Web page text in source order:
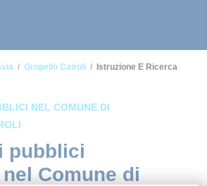
Gropello Cairoli Istruzione E Ricerca
NEL COMUNE DI
pubblici
Comune di